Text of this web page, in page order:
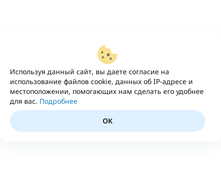
Используя данный сайт, вы даете согласие на
использование файлов cookie, данных об IP-адресе и
местоположении, помогающих нам сделать его удобнее
для вас. Подробнее
OK